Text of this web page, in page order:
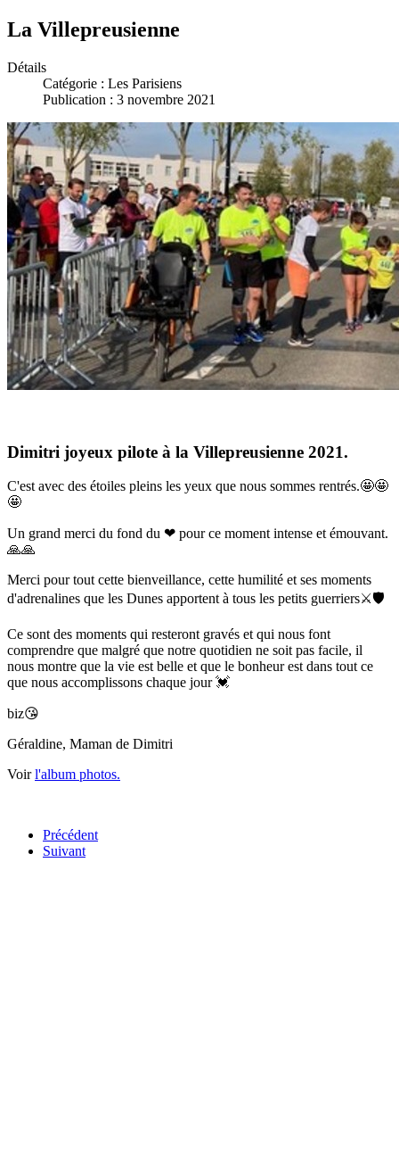
La Villepreusienne
Détails
Catégorie : Les Parisiens
Publication : 3 novembre 2021
Dimitri joyeux pilote à la Villepreusienne 2021.
C'est avec des étoiles pleins les yeux que nous sommes rentrés.🤩🤩
🤩
Un grand merci du fond du ❤ pour ce moment intense et émouvant.
🙏🙏
Merci pour tout cette bienveillance, cette humilité et ses moments
d'adrenalines que les Dunes apportent à tous les petits guerriers⚔️🛡️
Ce sont des moments qui resteront gravés et qui nous font
comprendre que malgré que notre quotidien ne soit pas facile, il
nous montre que la vie est belle et que le bonheur est dans tout ce
que nous accomplissons chaque jour 💓
biz😘
Géraldine, Maman de Dimitri
Voirl'album photos.
Précédent
Suivant